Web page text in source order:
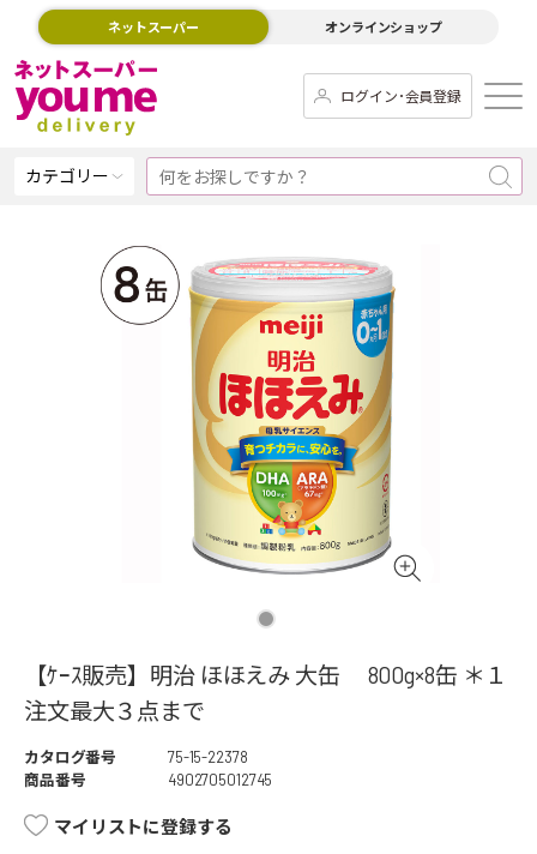
ネットスーパー オンラインショップ
ログイン･会員登録
カテゴリー
【ｹｰｽ販売】明治 ほほえみ 大缶 800g×8缶 ＊１
注文最大３点まで
カタログ番号
75-15-22378
商品番号
4902705012745
マイリストに登録する